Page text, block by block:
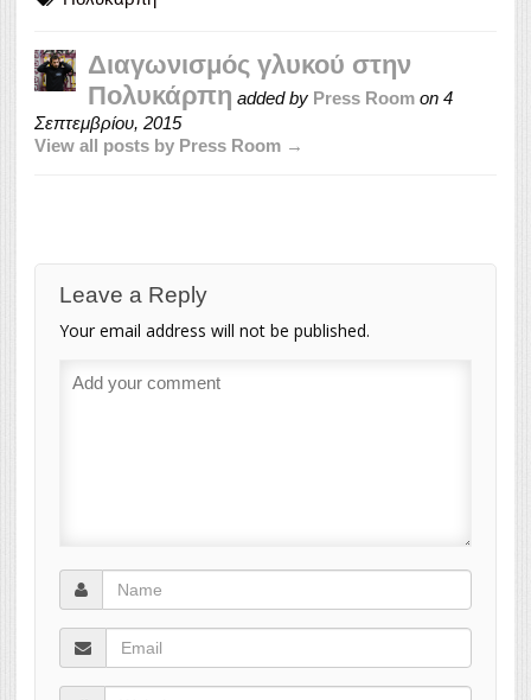
Διαγωνισμός γλυκού στην
Πολυκάρπη added by Press Room on 4
Σεπτεμβρίου, 2015
View all posts by Press Room →
Leave a Reply
Your email address will not be published.